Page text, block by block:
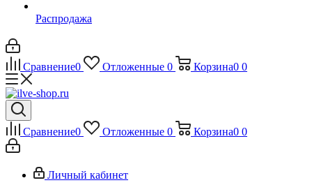
Распродажа
Сравнение0 Отложенные 0 Корзина0 0
Сравнение0 Отложенные 0 Корзина0 0
Личный кабинет